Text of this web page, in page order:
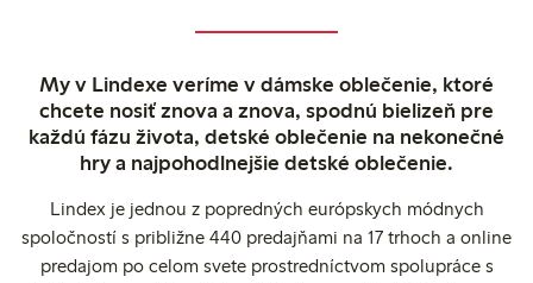
My v Lindexe veríme v dámske oblečenie, ktoré
chcete nosiť znova a znova, spodnú bielizeň pre
každú fázu života, detské oblečenie na nekonečné
hry a najpohodlnejšie detské oblečenie.
Lindex je jednou z popredných európskych módnych
spoločností s približne 440 predajňami na 17 trhoch a online
predajom po celom svete prostredníctvom spolupráce s